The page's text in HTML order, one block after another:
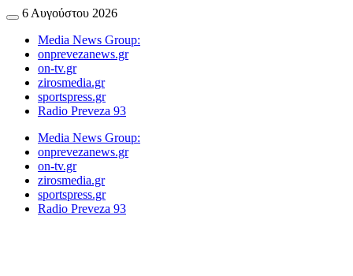
Skip
content
Menu
6 Αυγούστου 2026
Media News Group:
onprevezanews.gr
on-tv.gr
zirosmedia.gr
sportspress.gr
Radio Preveza 93
Media News Group:
onprevezanews.gr
on-tv.gr
zirosmedia.gr
sportspress.gr
Radio Preveza 93